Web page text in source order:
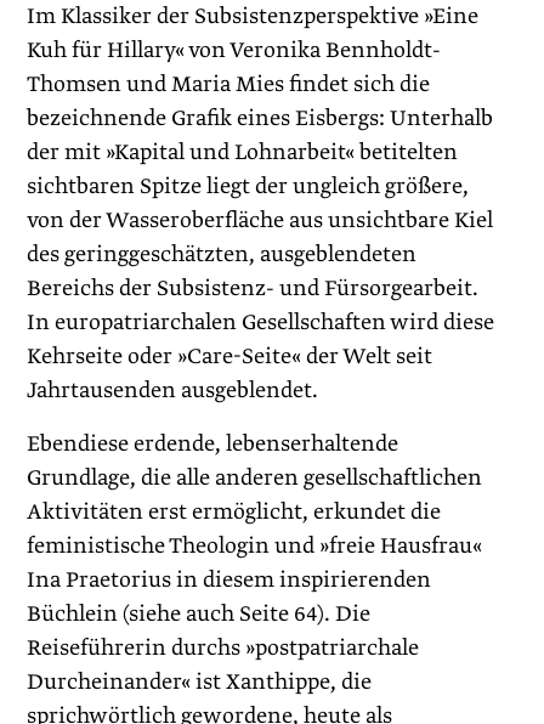
Im Klassiker der Subsistenzperspektive »Eine
Kuh für Hillary« von Veronika Bennholdt-
Thomsen und Maria Mies findet sich die
bezeichnende Grafik eines Eisbergs: Unterhalb
der mit »Kapital und Lohnarbeit« betitelten
sichtbaren Spitze liegt der ungleich größere,
von der Wasseroberfläche aus unsichtbare Kiel
des geringgeschätzten, ausgeblendeten
Bereichs der Subsistenz- und Fürsorgearbeit.
In europatriarchalen Gesellschaften wird diese
Kehrseite oder »Care-Seite« der Welt seit
Jahrtausenden ausgeblendet.
Ebendiese erdende, lebenserhaltende
Grundlage, die alle anderen gesellschaftlichen
Aktivitäten erst ermöglicht, erkundet die
feministische Theologin und »freie Hausfrau«
Ina Praetorius in diesem inspirierenden
Büchlein (siehe auch Seite 64). Die
Reiseführerin durchs »postpatriarchale
Durcheinander« ist Xanthippe, die
sprichwörtlich gewordene, heute als